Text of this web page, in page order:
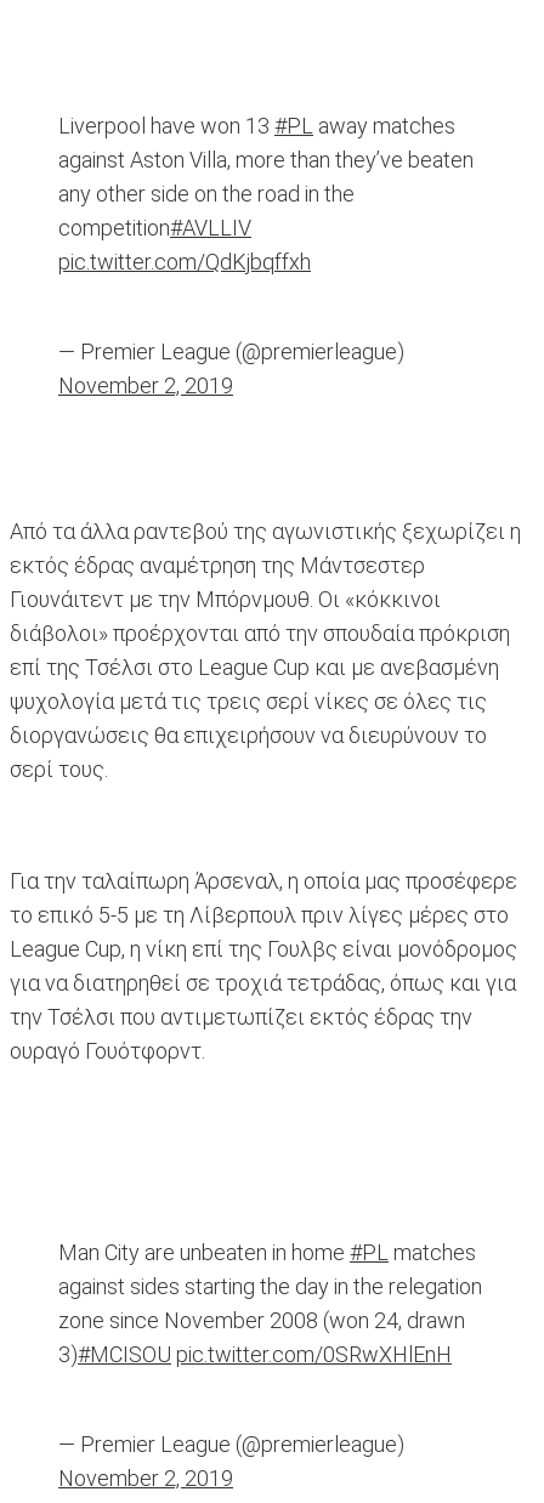
Liverpool have won 13 #PL away matches
against Aston Villa, more than they’ve beaten
any other side on the road in the
competition#AVLLIV
pic.twitter.com/QdKjbqffxh
— Premier League (@premierleague)
November 2, 2019
Από τα άλλα ραντεβού της αγωνιστικής ξεχωρίζει η
εκτός έδρας αναμέτρηση της Μάντσεστερ
Γιουνάιτεντ με την Μπόρνμουθ. Οι «κόκκινοι
διάβολοι» προέρχονται από την σπουδαία πρόκριση
επί της Τσέλσι στο League Cup και με ανεβασμένη
ψυχολογία μετά τις τρεις σερί νίκες σε όλες τις
διοργανώσεις θα επιχειρήσουν να διευρύνουν το
σερί τους.
Για την ταλαίπωρη Άρσεναλ, η οποία μας προσέφερε
το επικό 5-5 με τη Λίβερπουλ πριν λίγες μέρες στο
League Cup, η νίκη επί της Γουλβς είναι μονόδρομος
για να διατηρηθεί σε τροχιά τετράδας, όπως και για
την Τσέλσι που αντιμετωπίζει εκτός έδρας την
ουραγό Γουότφορντ.
Man City are unbeaten in home #PL matches
against sides starting the day in the relegation
zone since November 2008 (won 24, drawn
3)#MCISOU pic.twitter.com/0SRwXHlEnH
— Premier League (@premierleague)
November 2, 2019